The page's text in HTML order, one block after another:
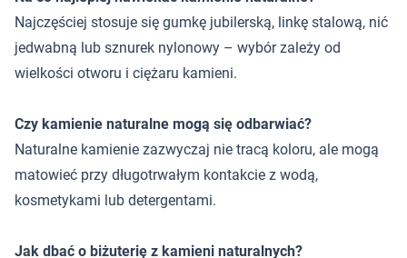
Najczęściej stosuje się gumkę jubilerską, linkę stalową, nić
jedwabną lub sznurek nylonowy – wybór zależy od
wielkości otworu i ciężaru kamieni.
Czy kamienie naturalne mogą się odbarwiać?
Naturalne kamienie zazwyczaj nie tracą koloru, ale mogą
matowieć przy długotrwałym kontakcie z wodą,
kosmetykami lub detergentami.
Jak dbać o biżuterię z kamieni naturalnych?